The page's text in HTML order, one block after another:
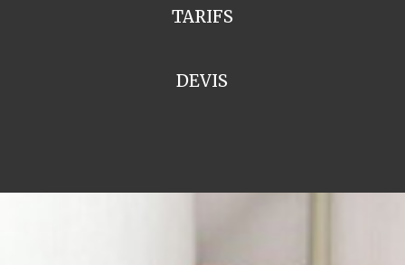
TARIFS
DEVIS